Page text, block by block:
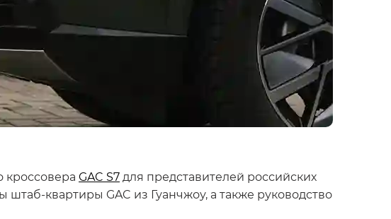
кроссовера GAC S7 для представителей российских
квартиры GAC из Гуанчжоу, а также руководство